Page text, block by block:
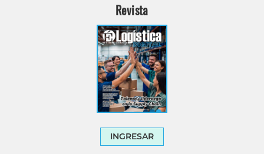
Revista
INGRESAR